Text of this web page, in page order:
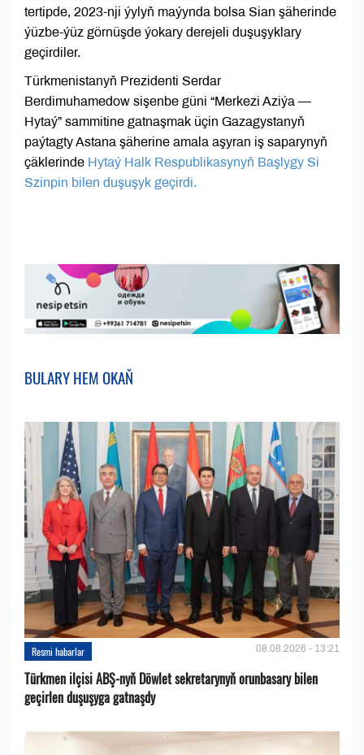
tertipde, 2023-nji ýylyň maýynda bolsa Sian şäherinde
ýüzbe-ýüz görnüşde ýokary derejeli duşuşyklary
geçirdiler.
Türkmenistanyň Prezidenti Serdar
Berdimuhamedow sişenbe güni “Merkezi Aziýa —
Hytaý” sammitine gatnaşmak üçin Gazagystanyň
paýtagty Astana şäherine amala aşyran iş saparynyň
çäklerinde Hytaý Halk Respublikasynyň Başlygy Si
Szinpin bilen duşuşyk geçirdi.
BULARY HEM OKAŇ
Resmi habarlar 08.08.2026 - 13:21
Türkmen ilçisi ABŞ-nyň Döwlet sekretarynyň orunbasary bilen
geçirlen duşuşyga gatnaşdy